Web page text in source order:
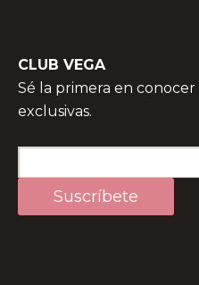
CLUB VEGA
Sé la primera en
exclusivas.